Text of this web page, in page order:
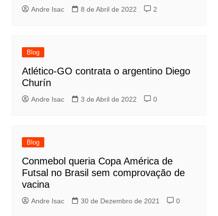
Andre Isac 8 de Abril de 2022 2
Blog
Atlético-GO contrata o argentino Diego
Churín
Andre Isac 3 de Abril de 2022 0
Blog
Conmebol queria Copa América de
Futsal no Brasil sem comprovação de
vacina
Andre Isac 30 de Dezembro de 2021 0